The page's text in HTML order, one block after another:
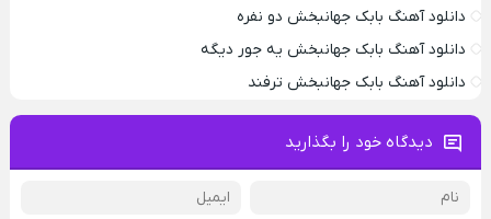
دانلود آهنگ بابک جهانبخش دو نفره
دانلود آهنگ بابک جهانبخش یه جور دیگه
دانلود آهنگ بابک جهانبخش ترفند
دیدگاه خود را بگذارید